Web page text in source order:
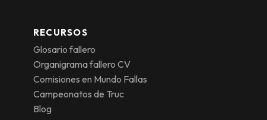
RECURSOS
Glosario fallero
Organigrama fallero CV
Comisiones en Mundo Fallas
Campeonatos de Truc
Blog